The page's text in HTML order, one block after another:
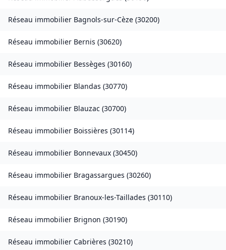
Réseau immobilier Bagnols-sur-Cèze (30200)
Réseau immobilier Bernis (30620)
Réseau immobilier Bessèges (30160)
Réseau immobilier Blandas (30770)
Réseau immobilier Blauzac (30700)
Réseau immobilier Boissières (30114)
Réseau immobilier Bonnevaux (30450)
Réseau immobilier Bragassargues (30260)
Réseau immobilier Branoux-les-Taillades (30110)
Réseau immobilier Brignon (30190)
Réseau immobilier Cabrières (30210)